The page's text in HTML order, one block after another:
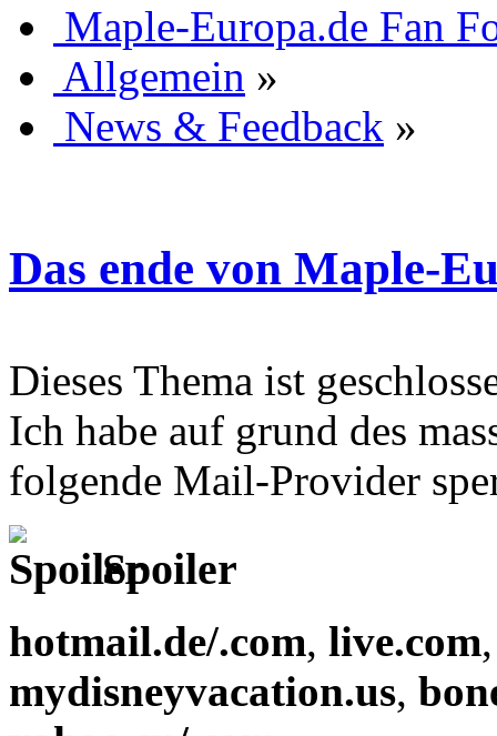
Maple-Europa.de Fan
Allgemein »
News & Feedback »
Das ende von Maple-
Dieses Thema ist
Ich habe auf grund des
folgende Mail-Provider
Spoiler
hotmail.de/.com, live.com
mydisneyvacation.us,